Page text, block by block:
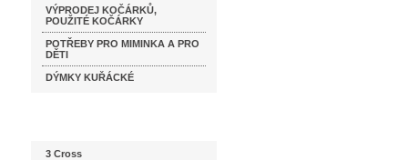
VÝPRODEJ KOČÁRKŮ,
POUŽITÉ KOČÁRKY
POTŘEBY PRO MIMINKA A PRO
DĚTI
DÝMKY KUŘÁCKÉ
3 Cross